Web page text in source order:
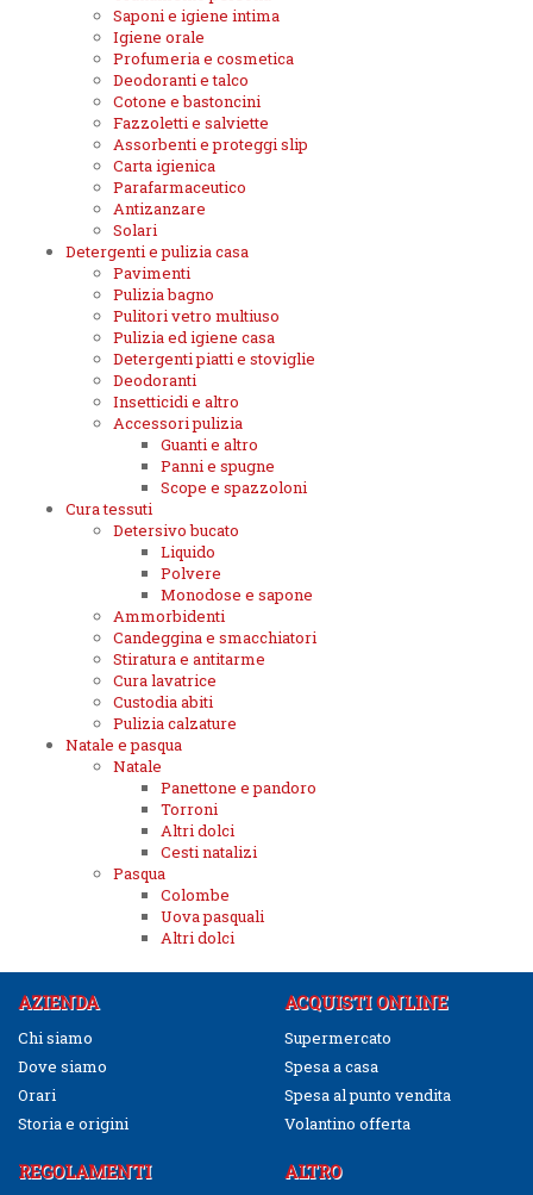
Saponi e igiene intima
Igiene orale
Profumeria e cosmetica
Deodoranti e talco
Cotone e bastoncini
Fazzoletti e salviette
Assorbenti e proteggi slip
Carta igienica
Parafarmaceutico
Antizanzare
Solari
Detergenti e pulizia casa
Pavimenti
Pulizia bagno
Pulitori vetro multiuso
Pulizia ed igiene casa
Detergenti piatti e stoviglie
Deodoranti
Insetticidi e altro
Accessori pulizia
Guanti e altro
Panni e spugne
Scope e spazzoloni
Cura tessuti
Detersivo bucato
Liquido
Polvere
Monodose e sapone
Ammorbidenti
Candeggina e smacchiatori
Stiratura e antitarme
Cura lavatrice
Custodia abiti
Pulizia calzature
Natale e pasqua
Natale
Panettone e pandoro
Torroni
Altri dolci
Cesti natalizi
Pasqua
Colombe
Uova pasquali
Altri dolci
AZIENDA
Chi siamo
Dove siamo
Orari
Storia e origini
ACQUISTI ONLINE
Supermercato
Spesa a casa
Spesa al punto vendita
Volantino offerta
REGOLAMENTI ALTRO